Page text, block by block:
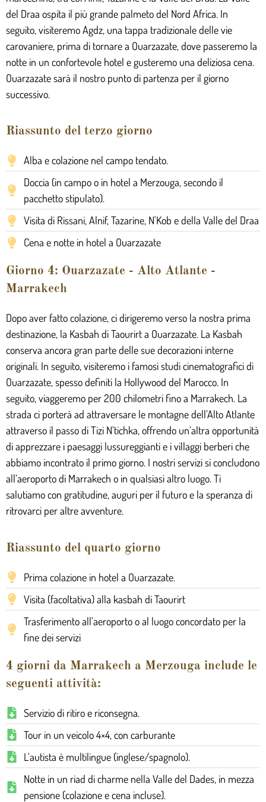
del Draa ospita il più grande palmeto del Nord Africa. In
seguito, visiteremo Agdz, una tappa tradizionale delle vie
carovaniere, prima di tornare a Ouarzazate, dove passeremo la
notte in un confortevole hotel e gusteremo una deliziosa cena.
Ouarzazate sarà il nostro punto di partenza per il giorno
successivo.
Riassunto del terzo giorno
Alba e colazione nel campo tendato.
Doccia (in campo o in hotel a Merzouga, secondo il
pacchetto stipulato).
Visita di Rissani, Alnif, Tazarine, N'Kob e della Valle del Draa
Cena e notte in hotel a Ouarzazate
Giorno 4: Ouarzazate - Alto Atlante -
Marrakech
Dopo aver fatto colazione, ci dirigeremo verso la nostra prima
destinazione, la Kasbah di Taourirt a Ouarzazate. La Kasbah
conserva ancora gran parte delle sue decorazioni interne
originali. In seguito, visiteremo i famosi studi cinematografici di
Ouarzazate, spesso definiti la Hollywood del Marocco. In
seguito, viaggeremo per 200 chilometri fino a Marrakech. La
strada ci porterà ad attraversare le montagne dell’Alto Atlante
attraverso il passo di Tizi N’tichka, offrendo un’altra opportunità
di apprezzare i paesaggi lussureggianti e i villaggi berberi che
abbiamo incontrato il primo giorno. I nostri servizi si concludono
all’aeroporto di Marrakech o in qualsiasi altro luogo. Ti
salutiamo con gratitudine, auguri per il futuro e la speranza di
ritrovarci per altre avventure.
Riassunto del quarto giorno
Prima colazione in hotel a Ouarzazate.
Visita (facoltativa) alla kasbah di Taourirt
Trasferimento all'aeroporto o al luogo concordato per la
fine dei servizi
4 giorni da Marrakech a Merzouga include le
seguenti attività:
Servizio di ritiro e riconsegna.
Tour in un veicolo 4×4, con carburante
L'autista è multilingue (inglese/spagnolo).
Notte in un riad di charme nella Valle del Dades, in mezza
pensione (colazione e cena incluse).